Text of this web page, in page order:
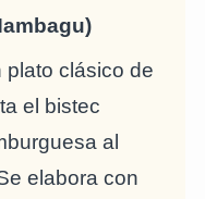
plato clásico de
el bistec
al
elabora con